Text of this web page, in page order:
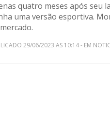
quatro meses após seu
uma versão esportiva.
29/06/2023 AS 10:14 - EM